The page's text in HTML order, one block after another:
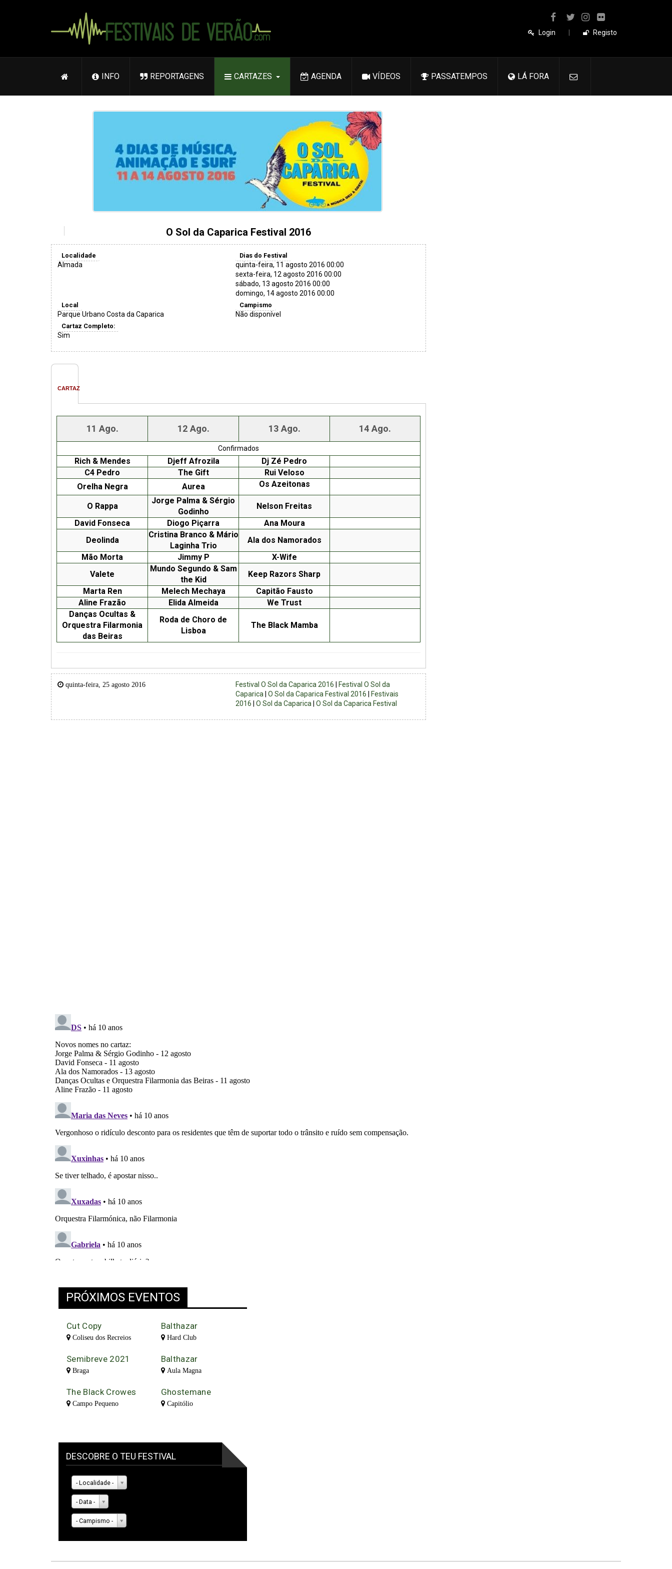
Login Registo
INFO REPORTAGENS CARTAZES AGENDA VÍDEOS PASSATEMPOS LÁ FORA
O Sol da Caparica Festival 2016
Localidade
Almada
Dias do Festival
quinta-feira, 11 agosto 2016 00:00
sexta-feira, 12 agosto 2016 00:00
sábado, 13 agosto 2016 00:00
domingo, 14 agosto 2016 00:00
Local
Parque Urbano Costa da Caparica
Campismo
Não disponível
Cartaz Completo:
Sim
CARTAZ
11 Ago. 12 Ago. 13 Ago. 14 Ago.
Confirmados
Rich & Mendes Djeff Afrozila
Dj Zé Pedro
C4 Pedro
The Gift
Rui Veloso
Orelha Negra
Aurea Os Azeitonas
O Rappa
Jorge Palma & Sérgio
Godinho
Nelson Freitas
David Fonseca
Diogo Piçarra
Ana Moura
Deolinda
Cristina Branco & Mário
Laginha Trio
Ala dos Namorados
Mão Morta
Jimmy P
X-Wife
Valete
Mundo Segundo & Sam
the Kid
Keep Razors Sharp
Marta Ren
Melech Mechaya
Capitão Fausto
Aline Frazão
Elida Almeida
We Trust
Danças Ocultas &
Orquestra Filarmonia
das Beiras
Roda de Choro de
Lisboa
The Black Mamba
quinta-feira, 25 agosto 2016 Festival O Sol da Caparica 2016
Festival O Sol da
Caparica |O Sol da Caparica Festival 2016
Festivais
2016 |O Sol da Caparica |O Sol da Caparica Festival
PRÓXIMOS EVENTOS
Cut Copy
Coliseu dos Recreios
Balthazar
Hard Club
Semibreve 2021
Braga
Balthazar
Aula Magna
The Black Crowes
Campo Pequeno
Ghostemane
Capitólio
DESCOBRE O TEU FESTIVAL
- Localidade -
- Data -
- Campismo -